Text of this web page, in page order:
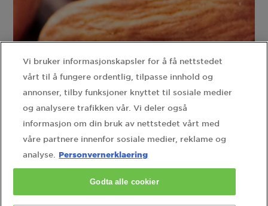
Mandelolje - Oppdag fordelene ved
Vi bruker informasjonskapsler for å få nettstedet
vårt til å fungere ordentlig, tilpasse innhold og
annonser, tilby funksjoner knyttet til sosiale medier
og analysere trafikken vår. Vi deler også
informasjon om din bruk av nettstedet vårt med
våre partnere innenfor sosiale medier, reklame og
analyse.
Personvernerklaering
Godta alle cookier